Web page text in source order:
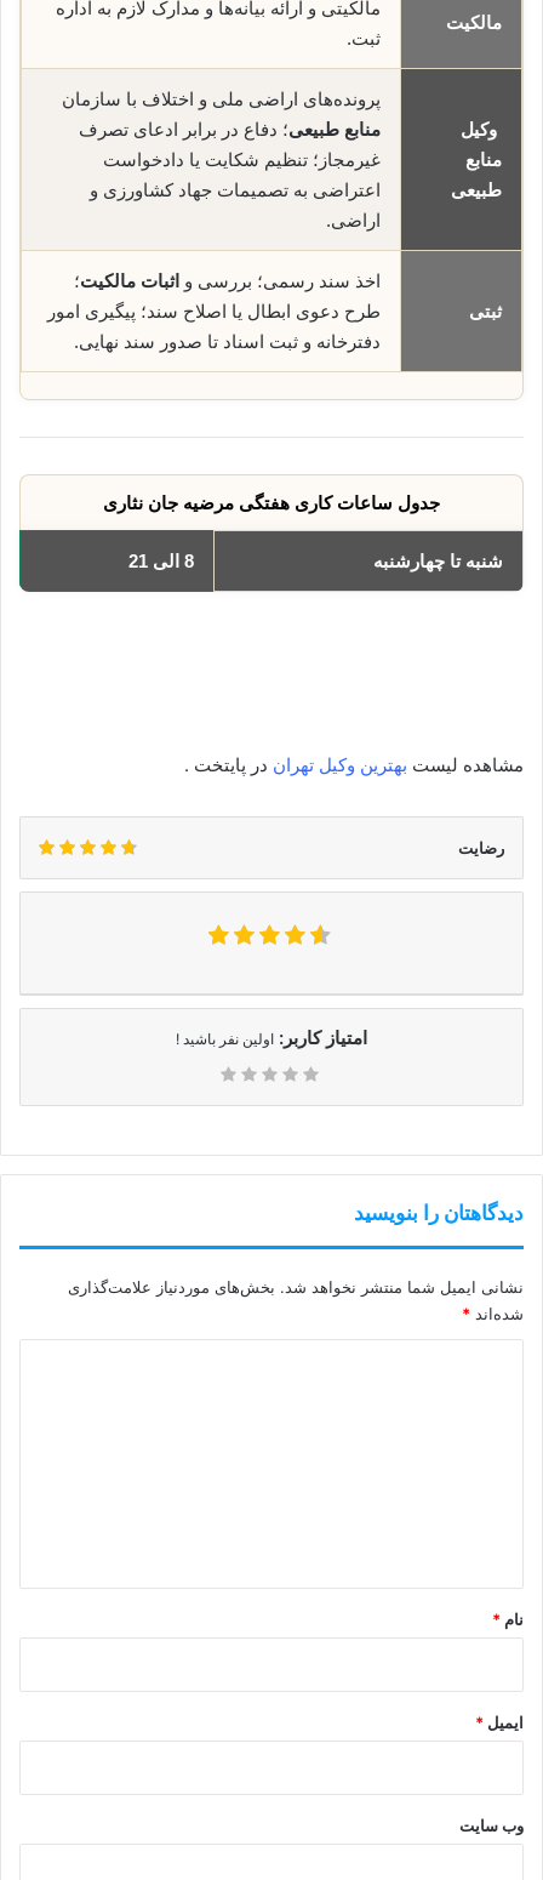
مالکیت
مالکیتی و ارائه بیانه‌ها و مدارک لازم به اداره
ثبت.
وکیل
منابع
طبیعی
پرونده‌های اراضی ملی و اختلاف با سازمان
منابع طبیعی؛ دفاع در برابر ادعای تصرف
غیرمجاز؛ تنظیم شکایت یا دادخواست
اعتراضی به تصمیمات جهاد کشاورزی و
اراضی.
ثبتی
اخذ سند رسمی؛ بررسی و اثبات مالکیت؛
طرح دعوی ابطال یا اصلاح سند؛ پیگیری امور
دفترخانه و ثبت اسناد تا صدور سند نهایی.
جدول ساعات کاری هفتگی مرضیه جان نثاری
شنبه تا چهارشنبه 8 الی 21
مشاهده لیست بهترین وکیل تهران در پایتخت .
رضایت
امتیاز کاربر: اولین نفر باشید !
دیدگاهتان را بنویسید
نشانی ایمیل شما منتشر نخواهد شد. بخش‌های موردنیاز علامت‌گذاری
شده‌اند *
نام *
ایمیل *
وب‌ سایت